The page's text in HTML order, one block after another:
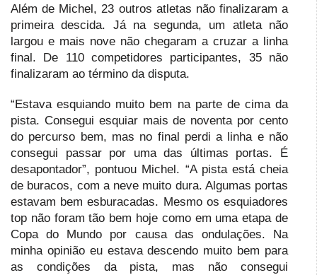
Além de Michel, 23 outros atletas não finalizaram a
primeira descida. Já na segunda, um atleta não
largou e mais nove não chegaram a cruzar a linha
final. De 110 competidores participantes, 35 não
finalizaram ao término da disputa.
“Estava esquiando muito bem na parte de cima da
pista. Consegui esquiar mais de noventa por cento
do percurso bem, mas no final perdi a linha e não
consegui passar por uma das últimas portas. É
desapontador”, pontuou Michel. “A pista está cheia
de buracos, com a neve muito dura. Algumas portas
estavam bem esburacadas. Mesmo os esquiadores
top não foram tão bem hoje como em uma etapa de
Copa do Mundo por causa das ondulações. Na
minha opinião eu estava descendo muito bem para
as condições da pista, mas não consegui